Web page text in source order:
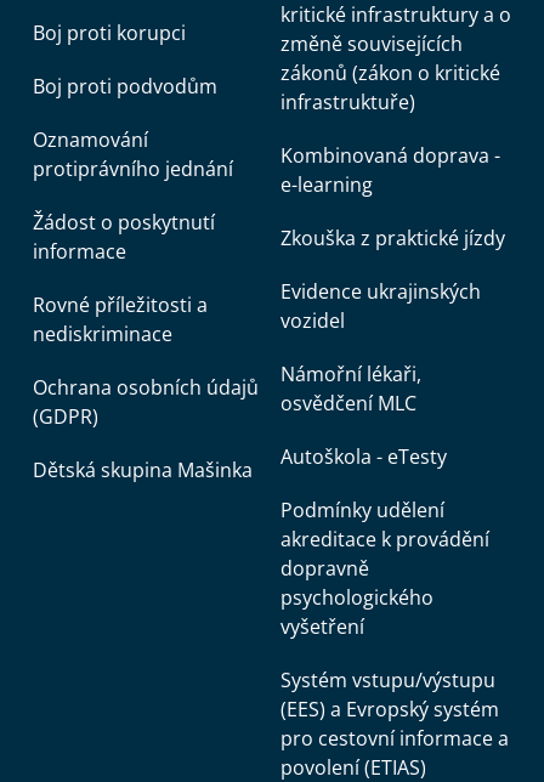
Boj proti korupci
Boj proti podvodům
Oznamování
protiprávního jednání
Žádost o poskytnutí
informace
Rovné příležitosti a
nediskriminace
Ochrana osobních údajů
(GDPR)
Dětská skupina Mašinka
kritické infrastruktury a o
změně souvisejících
zákonů (zákon o kritické
infrastruktuře)
Kombinovaná doprava -
e-learning
Zkouška z praktické jízdy
Evidence ukrajinských
vozidel
Námořní lékaři,
osvědčení MLC
Autoškola - eTesty
Podmínky udělení
akreditace k provádění
dopravně
psychologického
vyšetření
Systém vstupu/výstupu
(EES) a Evropský systém
pro cestovní informace a
povolení (ETIAS)